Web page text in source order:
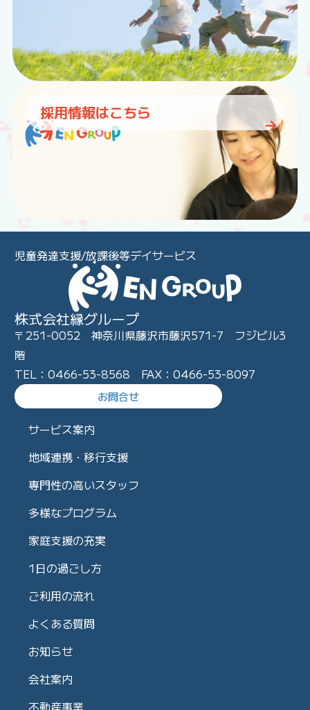
採用情報はこちら
児童発達支援/放課後等デイサービス
株式会社縁グループ
〒251-0052 神奈川県藤沢市藤沢571-7 フジビル3
階
TEL：0466-53-8568 FAX：0466-53-8097
お問合せ
サービス案内
地域連携・移行支援
専門性の高いスタッフ
多様なプログラム
家庭支援の充実
1日の過ごし方
ご利用の流れ
よくある質問
お知らせ
会社案内